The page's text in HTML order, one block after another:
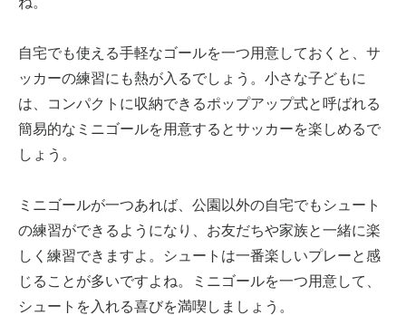
自宅でも使える手軽なゴールを一つ用意しておくと、サ
ッカーの練習にも熱が入るでしょう。小さな子どもに
は、コンパクトに収納できるポップアップ式と呼ばれる
簡易的なミニゴールを用意するとサッカーを楽しめるで
しょう。
ミニゴールが一つあれば、公園以外の自宅でもシュート
の練習ができるようになり、お友だちや家族と一緒に楽
しく練習できますよ。シュートは一番楽しいプレーと感
じることが多いですよね。ミニゴールを一つ用意して、
シュートを入れる喜びを満喫しましょう。